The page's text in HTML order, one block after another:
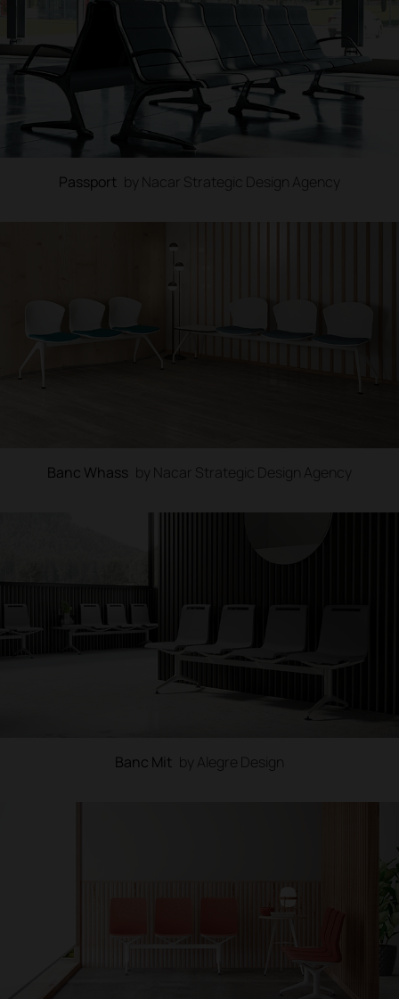
Passport by Nacar Strategic Design Agency
Banc Whass by Nacar Strategic Design Agency
Banc Mit by Alegre Design